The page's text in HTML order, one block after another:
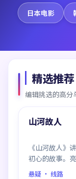
日本电影
精选推荐
编辑挑选的高分
精选
山河故人
《山河故人》
初心的故事。
情戏与动作戏
悬疑 · 线路